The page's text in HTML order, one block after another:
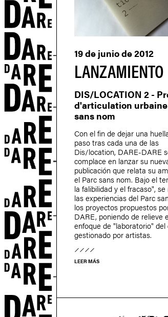
LANZAMIENTO
19 de junio de 2012
DIS/LOCATION 2 -
d'articulation
sans nom
Con el fin de dejar una
paso tras cada una de las
Dis/location, DARE-DARE
complace en lanzar su
publicación que relata su
el Parc sans nom. Bajo el
la falibilidad y el fracaso",
las experiencias del Parc
los proyectos propuestos
DARE, poniendo de relieve
enfoque de "laboratorio" del
gestionado por artistas.
LEER MÁS